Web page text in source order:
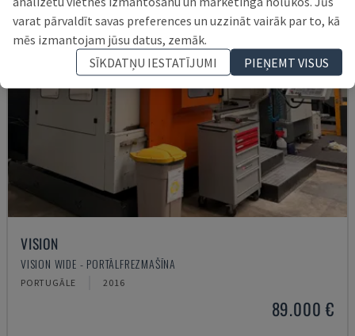
VISION
VISION WIDE - PORTĀLFREZMAŠĪNA
PORTUGĀLE 2016
89.000 €
varat pārvaldīt savas preferences un uzzināt vairāk par to, kā
mēs izmantojam jūsu datus, zemāk.
SĪKDATŅU IESTATĪJUMI
PIEŅEMT VISUS